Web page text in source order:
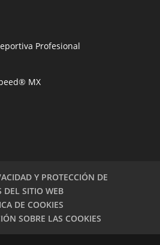
Profesional
MX
Y PROTECCIÓN DE
DEL SITIO WEB
DE COOKIES
SOBRE LAS COOKIES